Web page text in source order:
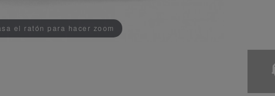
el ratón para hacer zoom